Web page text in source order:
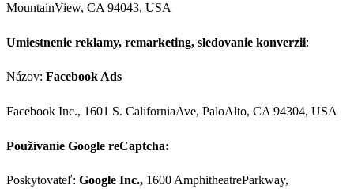
MountainView, CA 94043, USA
Umiestnenie reklamy, remarketing, sledovanie konverzii:
Názov: Facebook Ads
Facebook Inc., 1601 S. CaliforniaAve, PaloAlto, CA 94304, USA
Používanie Google reCaptcha:
Poskytovateľ: Google Inc., 1600 AmphitheatreParkway,